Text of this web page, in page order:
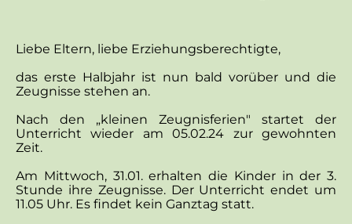
Liebe Eltern, liebe Erziehungsberechtigte,
das erste Halbjahr ist nun bald vorüber und die
Zeugnisse stehen an.
Nach den „kleinen Zeugnisferien" startet der
Unterricht wieder am 05.02.24 zur gewohnten
Zeit.
Am Mittwoch, 31.01. erhalten die Kinder in der 3.
Stunde ihre Zeugnisse. Der Unterricht endet um
11.05 Uhr. Es findet kein Ganztag statt.